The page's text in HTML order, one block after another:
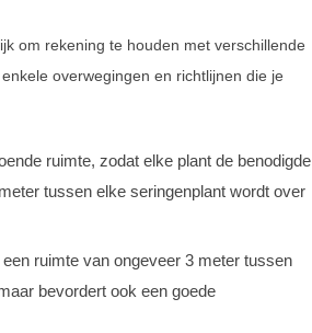
om rekening te houden met verschillende
overwegingen en richtlijnen die je
ruimte, zodat elke plant de benodigde
tussen elke seringenplant wordt over
ruimte van ongeveer 3 meter tussen
bevordert ook een goede